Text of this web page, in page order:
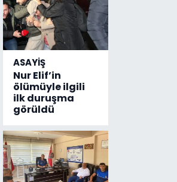
ASAYİŞ
Nur Elif’in
ölümüyle ilgili
ilk duruşma
görüldü